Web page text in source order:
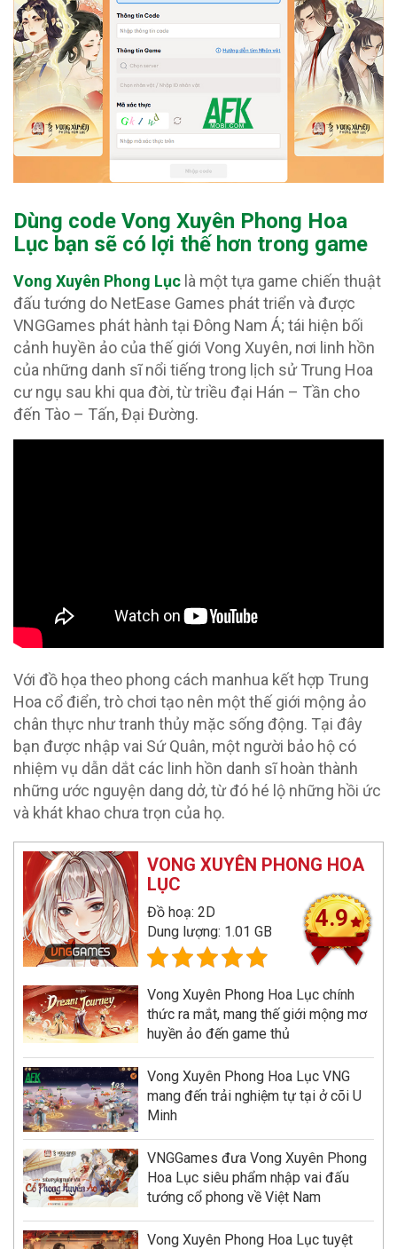
Dùng code Vong Xuyên Phong Hoa
Lục bạn sẽ có lợi thế hơn trong game
Vong Xuyên Phong Lục là một tựa game chiến thuật
đấu tướng do NetEase Games phát triển và được
VNGGames phát hành tại Đông Nam Á; tái hiện bối
cảnh huyền ảo của thế giới Vong Xuyên, nơi linh hồn
của những danh sĩ nổi tiếng trong lịch sử Trung Hoa
cư ngụ sau khi qua đời, từ triều đại Hán – Tần cho
đến Tào – Tấn, Đại Đường.
Với đồ họa theo phong cách manhua kết hợp Trung
Hoa cổ điển, trò chơi tạo nên một thế giới mộng ảo
chân thực như tranh thủy mặc sống động. Tại đây
bạn được nhập vai Sứ Quân, một người bảo hộ có
nhiệm vụ dẫn dắt các linh hồn danh sĩ hoàn thành
những ước nguyện dang dở, từ đó hé lộ những hồi ức
và khát khao chưa trọn của họ.
VONG XUYÊN PHONG HOA
LỤC
Đồ hoạ: 2D
Dung lượng: 1.01 GB
4.9
Vong Xuyên Phong Hoa Lục chính
thức ra mắt, mang thế giới mộng mơ
huyền ảo đến game thủ
Vong Xuyên Phong Hoa Lục VNG
mang đến trải nghiệm tự tại ở cõi U
Minh
VNGGames đưa Vong Xuyên Phong
Hoa Lục siêu phẩm nhập vai đấu
tướng cổ phong về Việt Nam
Vong Xuyên Phong Hoa Lục tuyệt